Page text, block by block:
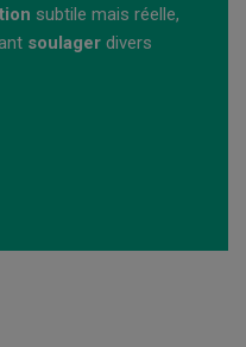
subtile mais réelle,
soulager divers